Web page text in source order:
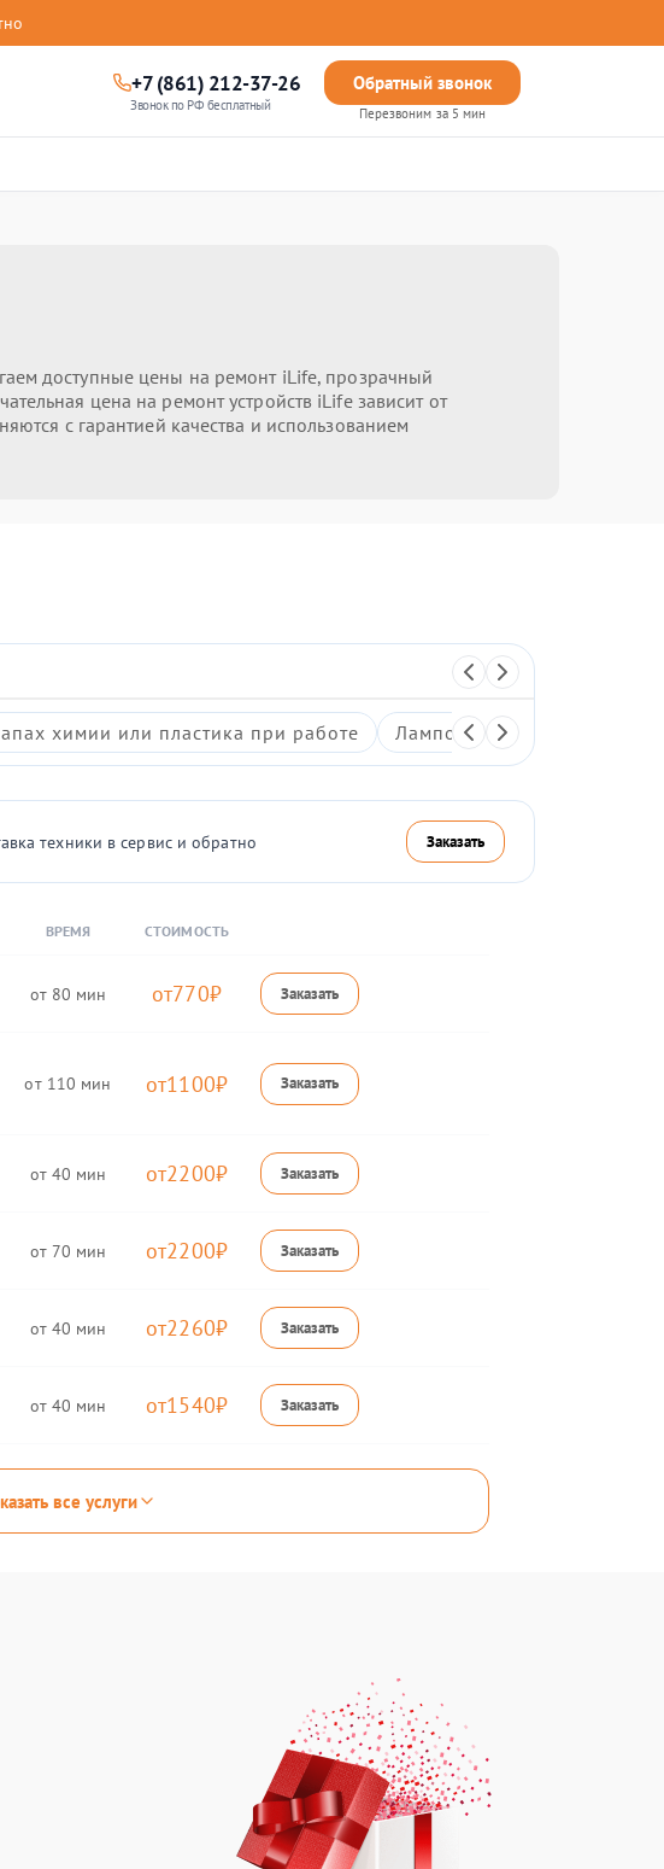
+7 (861) 212-37-26
Звонок по РФ бесплатный
Обратный звонок
Перезвоним за 5 мин
доступные цены на ремонт iLife, прозрачный
цена на ремонт устройств iLife зависит от
с гарантией качества и использованием
химии или пластика при работе Лампочки индикаторов не
техники в сервис и обратно Заказать
ВРЕМЯ СТОИМОСТЬ
80 770
110 1100
40 2200
70 2200
40 2260
40 1540
все услуги